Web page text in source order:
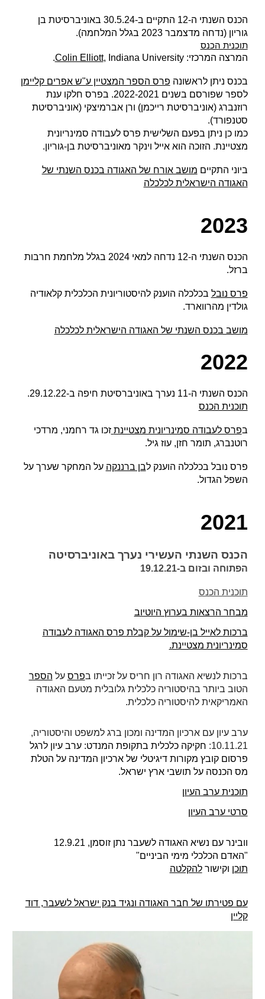
הכנס השנתי ה-12 התקיים ב-30.5.24
באוניברסיטת בן
גוריון (נדחה מדצמבר 2023 ב
גלל המלחמה).
תוכנית הכנס
המרצה המרכזי: Colin Elliott, Indiana University.
בכנס ניתן לראשונה פרס הספר המצטיין ע"ש אפרים קליימן
לספר שפורסם בשנים 2022-2021. בפרס חלקו ענ
ת
רוזנברג (אוניברסיטת רייכמן) ורן אברמיצקי (אוניברסיטת
סטנפורד).
כמו כן ניתן בפעם השלישית פרס לעבודה סמינריונית
מצטיינת. הזוכה הוא אייל וינקר מאוניברסיטת בן-גוריון.
ביוני התקיים מושב אורח של האגודה בכנס השנתי של
האגודה הישראלית לכלכלה
2023
הכנס השנתי ה-12 נדחה למאי 2024 בגלל מלחמת חרבות
ברזל.
פרס נובל בכלכלה הוענק להיסטוריונית הכלכלית קלאודיה
גולדין מהרווארד.
מושב בכנס השנתי של האגודה הישראלית לכלכלה
2022
הכנס השנתי ה-11 נערך באוניברסיטת חיפה ב-29.12.22.
תוכנית הכנס
בפרס לעבודה סמינריונית מצטיינת זכו גד רחמני, מרדכי
רוטנברג, תומר חזן, עוז גיל.
פרס נובל בכלכלה הוענק לבן ברננקה על המחקר שערך על
השפל הגדול.
2021
הכנס השנתי העשירי נערך באוניברסיטה
הפתוחה ובזום ב-19.12.21
תוכנית הכנס
מבחר הרצאות בערוץ היוטיוב
ברכות לאייל בן-שימול על קבלת פרס האגודה לעבודה
סמינריונית מצטיינת.
ברכות לנשיא האגודה רון חריס על זכייתו בפרס על הספר
הטוב ביותר בהיסטוריה כלכלית גלובלית מטעם האגודה
האמריקאית להיסטוריה כלכלית.
ערב עיון עם ארכיון המדינה ומכון ברג למשפט והיסטוריה,
10.11.21: חקיקה כלכלית בתקופת המנדט: ערב עיון לרגל
פרסום קובץ מקורות דיגיטלי של ארכיון המדינה על הטלת
מס הכנסה על תושבי ארץ ישראל.
תוכנית ערב העיון
סרטי ערב העיון
וובינר עם נשיא האגודה לשעבר נתן זוסמן, 12.9.21
"האדם הכלכלי מימי הביניים"
תוכן וקישורלהקלטה
עם פטירתו של חבר האגודה ונגיד בנק ישראל לשעבר, דוד
קליין